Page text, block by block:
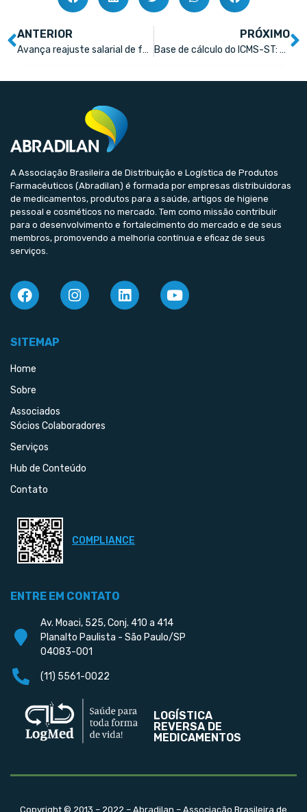
ANTERIOR
Avança reajuste salarial de farmacêuticos
PRÓXIMO
Base de cálculo do ICMS-ST: porque a tabela CMED não é o caminho ideal para obtenção do PMC do medicamento
A Associação Brasileira de Distribuição e Logística de Produtos
Farmacêuticos (Abradilan) é formada por empresas distribuidoras
de medicamentos, produtos para a saúde, artigos de higiene
pessoal e cosméticos no mercado. Tem como missão contribuir
para o desenvolvimento e fortalecimento do mercado e de seus
membros, promovendo a melhoria contínua e eficaz de seus
serviços.
SITEMAP
Home
Sobre
Associados
Sócios Colaboradores
Serviços
Hub de Conteúdo
Contato
COMPLIANCE
ENTRE EM CONTATO
Av. Moaci, 525, Conj. 410 a 414
Planalto Paulista - São Paulo/SP
04083-001
(11) 5561-0022
LOGÍSTICA
REVERSA DE
MEDICAMENTOS
Copyright © 2013 – 2022 – Abradilan – Associação Brasileira de